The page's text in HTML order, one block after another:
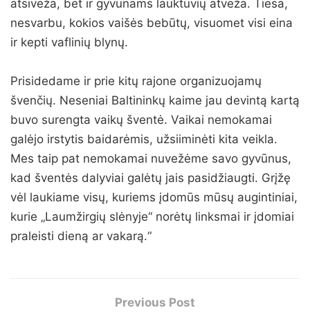
atsiveža, bet ir gyvūnams lauktuvių atveža. Tiesa,
nesvarbu, kokios vaišės bebūtų, visuomet visi eina
ir kepti vaflinių blynų.
Prisidedame ir prie kitų rajone organizuojamų
švenčių. Neseniai Baltininkų kaime jau devintą kartą
buvo surengta vaikų šventė. Vaikai nemokamai
galėjo irstytis baidarėmis, užsiiminėti kita veikla.
Mes taip pat nemokamai nuvežėme savo gyvūnus,
kad šventės dalyviai galėtų jais pasidžiaugti. Grįžę
vėl laukiame visų, kuriems įdomūs mūsų augintiniai,
kurie „Laumžirgių slėnyje“ norėtų linksmai ir įdomiai
praleisti dieną ar vakarą.“
Previous Post